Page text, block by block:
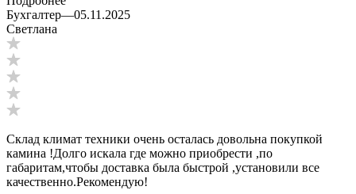
Бухгалтер—05.11.2025
Светлана
Склад климат техники очень осталась довольна покупкой
камина !Долго искала где можно приобрести ,по
габаритам,чтобы доставка была быстрой ,установили все
качественно.Рекомендую!